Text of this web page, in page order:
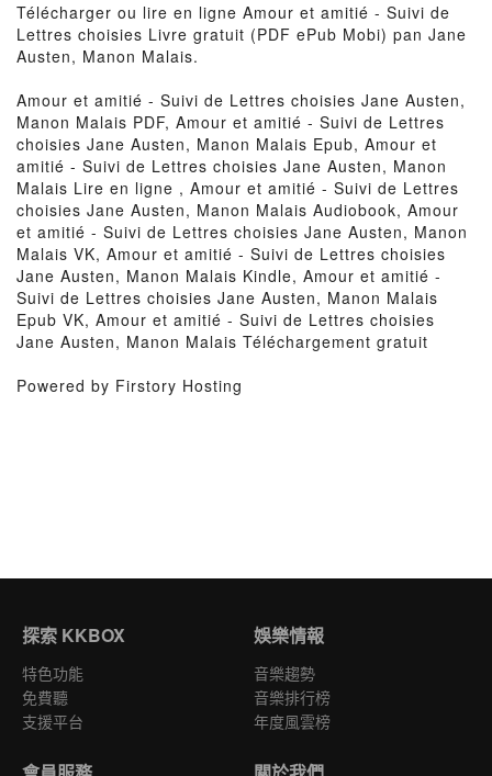
Télécharger ou lire en ligne Amour et amitié - Suivi de
Lettres choisies Livre gratuit (PDF ePub Mobi) pan Jane
Austen, Manon Malais.
Amour et amitié - Suivi de Lettres choisies Jane Austen,
Manon Malais PDF, Amour et amitié - Suivi de Lettres
choisies Jane Austen, Manon Malais Epub, Amour et
amitié - Suivi de Lettres choisies Jane Austen, Manon
Malais Lire en ligne , Amour et amitié - Suivi de Lettres
choisies Jane Austen, Manon Malais Audiobook, Amour
et amitié - Suivi de Lettres choisies Jane Austen, Manon
Malais VK, Amour et amitié - Suivi de Lettres choisies
Jane Austen, Manon Malais Kindle, Amour et amitié -
Suivi de Lettres choisies Jane Austen, Manon Malais
Epub VK, Amour et amitié - Suivi de Lettres choisies
Jane Austen, Manon Malais Téléchargement gratuit
Powered by Firstory Hosting
探索 KKBOX
特色功能
免費聽
支援平台
娛樂情報
音樂趨勢
音樂排行榜
年度風雲榜